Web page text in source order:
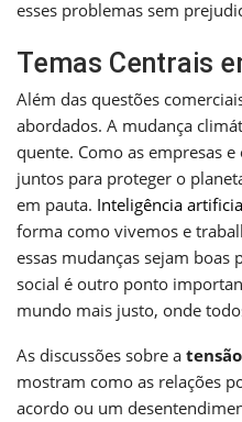
esses problemas sem
Temas Centrais
Além das questões
abordados. A mudança
quente. Como as empresas
juntos para proteger o
em pauta. Inteligência
forma como vivemos e
essas mudanças sejam boas
social é outro ponto
mundo mais justo, onde
As discussões sobre a
mostram como as relações
acordo ou um